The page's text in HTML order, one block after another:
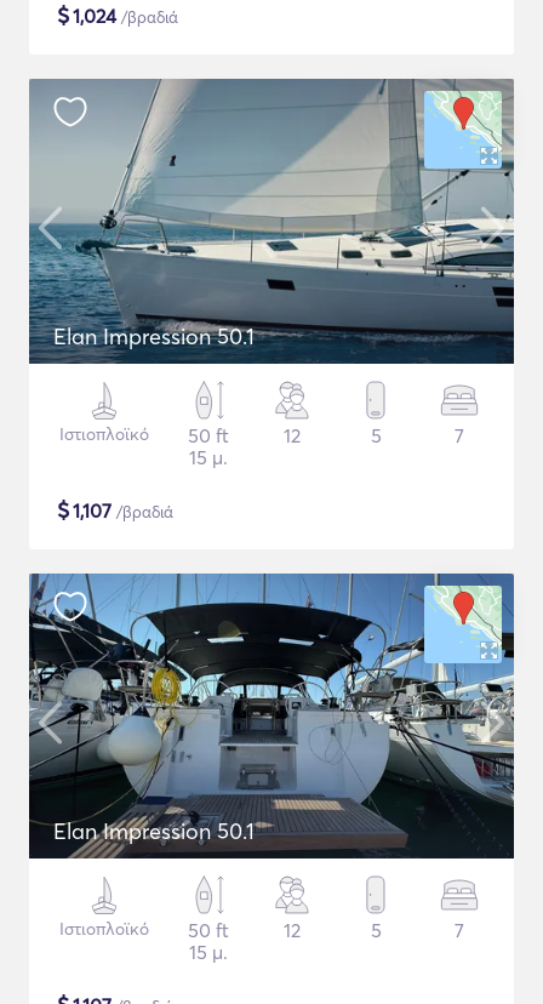
$1,024/βραδιά
Elan Impression 50.1
Ιστιοπλοϊκό
50 ft
15 μ.
12 5 7
$1,107 /βραδιά
Elan Impression 50.1
Ιστιοπλοϊκό
50 ft
15 μ.
12 5 7